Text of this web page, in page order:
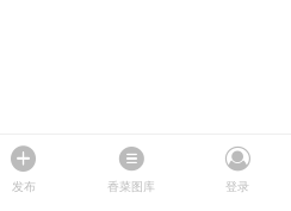
发布 香菜图库 登录